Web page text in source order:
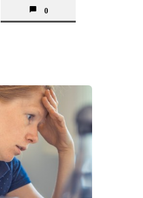
0